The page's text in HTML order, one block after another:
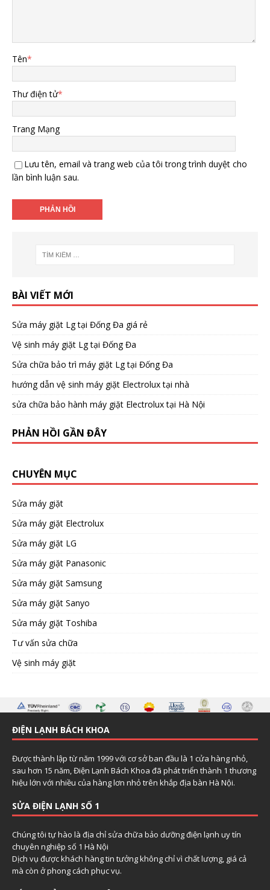
Tên*
Thư điện tử*
Trang Mạng
Lưu tên, email và trang web của tôi trong trình duyệt cho
lần bình luận sau.
BÀI VIẾT MỚI
Sửa máy giặt Lg tại Đống Đa giá rẻ
Vệ sinh máy giặt Lg tại Đống Đa
Sửa chữa bảo trì máy giặt Lg tại Đống Đa
hướng dẫn vệ sinh máy giặt Electrolux tại nhà
sửa chữa bảo hành máy giặt Electrolux tại Hà Nội
PHẢN HỒI GẦN ĐÂY
CHUYÊN MỤC
Sửa máy giặt
Sửa máy giặt Electrolux
Sửa máy giặt LG
Sửa máy giặt Panasonic
Sửa máy giặt Samsung
Sửa máy giặt Sanyo
Sửa máy giặt Toshiba
Tư vấn sửa chữa
Vệ sinh máy giặt
ĐIỆN LẠNH BÁCH KHOA
Được thành lập từ năm 1999 với cơ sở ban đầu là 1 cửa hàng nhỏ,
sau hơn 15 năm, Điện Lạnh Bách Khoa đã phát triển thành 1 thương
hiệu lớn với nhiều của hàng lơn nhỏ trên khắp địa bàn Hà Nội.
SỬA ĐIỆN LẠNH SỐ 1
Chúng tôi tự hào là địa chỉ sửa chữa bảo dưỡng điện lạnh uy tín
chuyên nghiệp số 1 Hà Nội
Dịch vụ được khách hàng tin tưởng không chỉ vì chất lượng, giá cả
mà còn ở phong cách phục vụ.